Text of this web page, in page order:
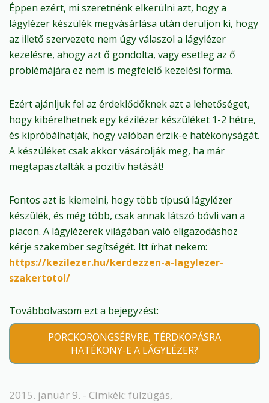
Éppen ezért, mi szeretnénk elkerülni azt, hogy a
lágylézer készülék megvásárlása után derüljön ki, hogy
az illető szervezete nem úgy válaszol a lágylézer
kezelésre, ahogy azt ő gondolta, vagy esetleg az ő
problémájára ez nem is megfelelő kezelési forma.
Ezért ajánljuk fel az érdeklődőknek azt a lehetőséget,
hogy kibérelhetnek egy kézilézer készüléket 1-2 hétre,
és kipróbálhatják, hogy valóban érzik-e hatékonyságát.
A készüléket csak akkor vásárolják meg, ha már
megtapasztalták a pozitív hatását!
Fontos azt is kiemelni, hogy több típusú lágylézer
készülék, és még több, csak annak látszó bóvli van a
piacon. A lágylézerek világában való eligazodáshoz
kérje szakember segítségét. Itt írhat nekem:
https://kezilezer.hu/kerdezzen-a-lagylezer-
szakertotol/
Továbbolvasom ezt a bejegyzést:
PORCKORONGSÉRVRE, TÉRDKOPÁSRA
HATÉKONY-E A LÁGYLÉZER?
2015. január 9. - Címkék: fülzúgás,